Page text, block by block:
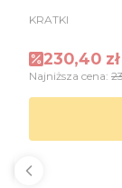
PRODUCENT
KRATKI
Cena
230,40 zł
Najniższa cena: